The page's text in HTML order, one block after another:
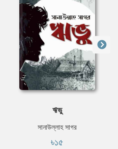
ঋভু
সানাউল্লাহ সাগর
৳১৫